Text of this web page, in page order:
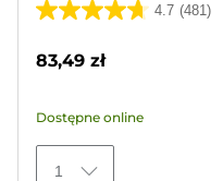
4.7 (481)
4.7
5
481
Recenzji
83,49 zł
Dostępne online
1